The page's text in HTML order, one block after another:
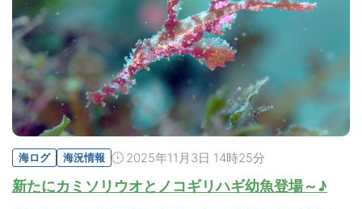
海ログ 海況情報 2025年11月3日 14時25分
新たにカミソリウオとノコギリハギ幼魚登場～♪